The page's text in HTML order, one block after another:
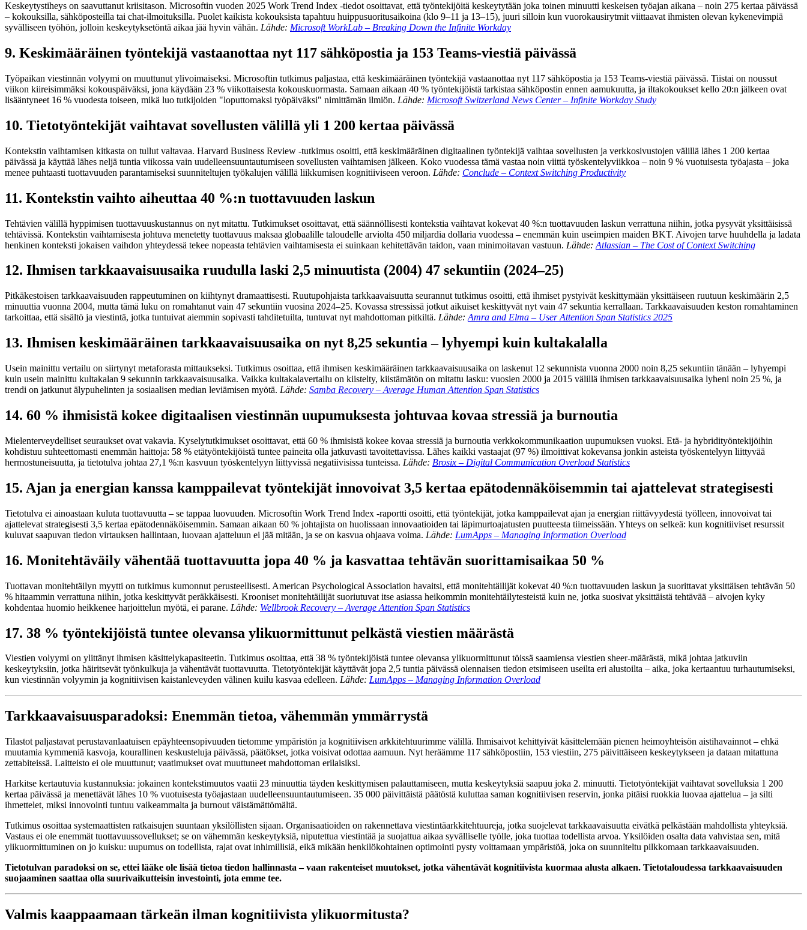
Keskeytystiheys on saavuttanut kriisitason. Microsoftin vuoden 2025 Work Trend Index -tiedot osoittavat, että työntekijöitä keskeytytään joka toinen minuutti keskeisen työajan aikana – noin 275 kertaa päivässä
– kokouksilla, sähköposteilla tai chat-ilmoituksilla. Puolet kaikista kokouksista tapahtuu huippusuoritusaikoina (klo 9–11 ja 13–15), juuri silloin kun vuorokausirytmit viittaavat ihmisten olevan kykenevimpiä
syvälliseen työhön, jolloin keskeytyksetöntä aikaa jää hyvin vähän. Lähde: Microsoft WorkLab – Breaking Down the Infinite Workday
9. Keskimääräinen työntekijä vastaanottaa nyt 117 sähköpostia ja 153 Teams-viestiä päivässä
Työpaikan viestinnän volyymi on muuttunut ylivoimaiseksi. Microsoftin tutkimus paljastaa, että keskimääräinen työntekijä vastaanottaa nyt 117 sähköpostia ja 153 Teams-viestiä päivässä. Tiistai on noussut
viikon kiireisimmäksi kokouspäiväksi, jona käydään 23 % viikottaisesta kokouskuormasta. Samaan aikaan 40 % työntekijöistä tarkistaa sähköpostin ennen aamukuutta, ja iltakokoukset kello 20:n jälkeen ovat
lisääntyneet 16 % vuodesta toiseen, mikä luo tutkijoiden "loputtomaksi työpäiväksi" nimittämän ilmiön. Lähde: Microsoft Switzerland News Center – Infinite Workday Study
10. Tietotyöntekijät vaihtavat sovellusten välillä yli 1 200 kertaa päivässä
Kontekstin vaihtamisen kitkasta on tullut valtavaa. Harvard Business Review -tutkimus osoitti, että keskimääräinen digitaalinen työntekijä vaihtaa sovellusten ja verkkosivustojen välillä lähes 1 200 kertaa
päivässä ja käyttää lähes neljä tuntia viikossa vain uudelleensuuntautumiseen sovellusten vaihtamisen jälkeen. Koko vuodessa tämä vastaa noin viittä työskentelyviikkoa – noin 9 % vuotuisesta työajasta – joka
menee puhtaasti tuottavuuden parantamiseksi suunniteltujen työkalujen välillä liikkumisen kognitiiviseen veroon. Lähde: Conclude – Context Switching Productivity
11. Kontekstin vaihto aiheuttaa 40 %:n tuottavuuden laskun
Tehtävien välillä hyppimisen tuottavuuskustannus on nyt mitattu. Tutkimukset osoittavat, että säännöllisesti kontekstia vaihtavat kokevat 40 %:n tuottavuuden laskun verrattuna niihin, jotka pysyvät yksittäisissä
tehtävissä. Kontekstin vaihtamisesta johtuva menetetty tuottavuus maksaa globaalille taloudelle arviolta 450 miljardia dollaria vuodessa – enemmän kuin useimpien maiden BKT. Aivojen tarve huuhdella ja ladata
henkinen konteksti jokaisen vaihdon yhteydessä tekee nopeasta tehtävien vaihtamisesta ei suinkaan kehitettävän taidon, vaan minimoitavan vastuun. Lähde: Atlassian – The Cost of Context Switching
12. Ihmisen tarkkaavaisuusaika ruudulla laski 2,5 minuutista (2004) 47 sekuntiin (2024–25)
Pitkäkestoisen tarkkaavaisuuden rappeutuminen on kiihtynyt dramaattisesti. Ruutupohjaista tarkkaavaisuutta seurannut tutkimus osoitti, että ihmiset pystyivät keskittymään yksittäiseen ruutuun keskimäärin 2,5
minuuttia vuonna 2004, mutta tämä luku on romahtanut vain 47 sekuntiin vuosina 2024–25. Kovassa stressissä jotkut aikuiset keskittyvät nyt vain 47 sekuntia kerrallaan. Tarkkaavaisuuden keston romahtaminen
tarkoittaa, että sisältö ja viestintä, jotka tuntuivat aiemmin sopivasti tahditetuilta, tuntuvat nyt mahdottoman pitkiltä. Lähde: Amra and Elma – User Attention Span Statistics 2025
13. Ihmisen keskimääräinen tarkkaavaisuusaika on nyt 8,25 sekuntia – lyhyempi kuin kultakalalla
Usein mainittu vertailu on siirtynyt metaforasta mittaukseksi. Tutkimus osoittaa, että ihmisen keskimääräinen tarkkaavaisuusaika on laskenut 12 sekunnista vuonna 2000 noin 8,25 sekuntiin tänään – lyhyempi
kuin usein mainittu kultakalan 9 sekunnin tarkkaavaisuusaika. Vaikka kultakalavertailu on kiistelty, kiistämätön on mitattu lasku: vuosien 2000 ja 2015 välillä ihmisen tarkkaavaisuusaika lyheni noin 25 %, ja
trendi on jatkunut älypuhelinten ja sosiaalisen median leviämisen myötä. Lähde: Samba Recovery – Average Human Attention Span Statistics
14. 60 % ihmisistä kokee digitaalisen viestinnän uupumuksesta johtuvaa kovaa stressiä ja burnoutia
Mielenterveydelliset seuraukset ovat vakavia. Kyselytutkimukset osoittavat, että 60 % ihmisistä kokee kovaa stressiä ja burnoutia verkkokommunikaation uupumuksen vuoksi. Etä- ja hybridityöntekijöihin
kohdistuu suhteettomasti enemmän haittoja: 58 % etätyöntekijöistä tuntee paineita olla jatkuvasti tavoitettavissa. Lähes kaikki vastaajat (97 %) ilmoittivat kokevansa jonkin asteista työskentelyyn liittyvää
hermostuneisuutta, ja tietotulva johtaa 27,1 %:n kasvuun työskentelyyn liittyvissä negatiivisissa tunteissa. Lähde: Brosix – Digital Communication Overload Statistics
15. Ajan ja energian kanssa kamppailevat työntekijät innovoivat 3,5 kertaa epätodennäköisemmin tai ajattelevat strategisesti
Tietotulva ei ainoastaan kuluta tuottavuutta – se tappaa luovuuden. Microsoftin Work Trend Index -raportti osoitti, että työntekijät, jotka kamppailevat ajan ja energian riittävyydestä työlleen, innovoivat tai
ajattelevat strategisesti 3,5 kertaa epätodennäköisemmin. Samaan aikaan 60 % johtajista on huolissaan innovaatioiden tai läpimurtoajatusten puutteesta tiimeissään. Yhteys on selkeä: kun kognitiiviset resurssit
kuluvat saapuvan tiedon virtauksen hallintaan, luovaan ajatteluun ei jää mitään, ja se on kasvua ohjaava voima. Lähde: LumApps – Managing Information Overload
16. Monitehtäväily vähentää tuottavuutta jopa 40 % ja kasvattaa tehtävän suorittamisaikaa 50 %
Tuottavan monitehtäilyn myytti on tutkimus kumonnut perusteellisesti. American Psychological Association havaitsi, että monitehtäilijät kokevat 40 %:n tuottavuuden laskun ja suorittavat yksittäisen tehtävän 50
% hitaammin verrattuna niihin, jotka keskittyvät peräkkäisesti. Krooniset monitehtäilijät suoriutuvat itse asiassa heikommin monitehtäilytesteistä kuin ne, jotka suosivat yksittäistä tehtävää – aivojen kyky
kohdentaa huomio heikkenee harjoittelun myötä, ei parane. Lähde: Wellbrook Recovery – Average Attention Span Statistics
17. 38 % työntekijöistä tuntee olevansa ylikuormittunut pelkästä viestien määrästä
Viestien volyymi on ylittänyt ihmisen käsittelykapasiteetin. Tutkimus osoittaa, että 38 % työntekijöistä tuntee olevansa ylikuormittunut töissä saamiensa viestien sheer-määrästä, mikä johtaa jatkuviin
keskeytyksiin, jotka häiritsevät työnkulkuja ja vähentävät tuottavuutta. Tietotyöntekijät käyttävät jopa 2,5 tuntia päivässä olennaisen tiedon etsimiseen useilta eri alustoilta – aika, joka kertaantuu turhautumiseksi,
kun viestinnän volyymin ja kognitiivisen kaistanleveyden välinen kuilu kasvaa edelleen. Lähde: LumApps – Managing Information Overload
Tarkkaavaisuusparadoksi: Enemmän tietoa, vähemmän ymmärrystä
Tilastot paljastavat perustavanlaatuisen epäyhteensopivuuden tietomme ympäristön ja kognitiivisen arkkitehtuurimme välillä. Ihmisaivot kehittyivät käsittelemään pienen heimoyhteisön aistihavainnot – ehkä
muutamia kymmeniä kasvoja, kourallinen keskusteluja päivässä, päätökset, jotka voisivat odottaa aamuun. Nyt heräämme 117 sähköpostiin, 153 viestiin, 275 päivittäiseen keskeytykseen ja dataan mitattuna
zettabiteissä. Laitteisto ei ole muuttunut; vaatimukset ovat muuttuneet mahdottoman erilaisiksi.
Harkitse kertautuvia kustannuksia: jokainen kontekstimuutos vaatii 23 minuuttia täyden keskittymisen palauttamiseen, mutta keskeytyksiä saapuu joka 2. minuutti. Tietotyöntekijät vaihtavat sovelluksia 1 200
kertaa päivässä ja menettävät lähes 10 % vuotuisesta työajastaan uudelleensuuntautumiseen. 35 000 päivittäistä päätöstä kuluttaa saman kognitiivisen reservin, jonka pitäisi ruokkia luovaa ajattelua – ja silti
ihmettelet, miksi innovointi tuntuu vaikeammalta ja burnout väistämättömältä.
Tutkimus osoittaa systemaattisten ratkaisujen suuntaan yksilöllisten sijaan. Organisaatioiden on rakennettava viestintäarkkitehtuureja, jotka suojelevat tarkkaavaisuutta eivätkä pelkästään mahdollista yhteyksiä.
Vastaus ei ole enemmät tuottavuussovellukset; se on vähemmän keskeytyksiä, niputettua viestintää ja suojattua aikaa syvälliselle työlle, joka tuottaa todellista arvoa. Yksilöiden osalta data vahvistaa sen, mitä
ylikuormittuminen on jo kuisku: uupumus on todellista, rajat ovat inhimillisiä, eikä mikään henkilökohtainen optimointi pysty voittamaan ympäristöä, joka on suunniteltu pilkkomaan tarkkaavaisuuden.
Tietotulvan paradoksi on se, ettei lääke ole lisää tietoa tiedon hallinnasta – vaan rakenteiset muutokset, jotka vähentävät kognitiivista kuormaa alusta alkaen. Tietotaloudessa tarkkaavaisuuden
suojaaminen saattaa olla suurivaikutteisin investointi, jota emme tee.
Valmis kaappaamaan tärkeän ilman kognitiivista ylikuormitusta?